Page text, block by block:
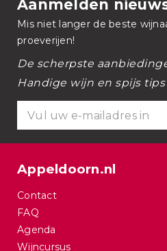
Aanmelden
Mis niet langer de beste
proeverijen!
De scherpste
Handige wijn en spijs tips
Appeldoorn.nl
Contact
FAQ
Agenda
Wijncursus